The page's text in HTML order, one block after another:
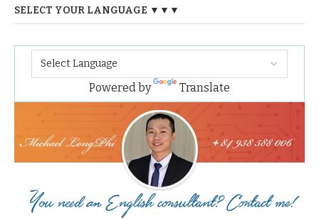
SELECT YOUR LANGUAGE ▼▼▼
Powered by Translate